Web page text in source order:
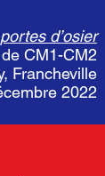
d’osier
CM1-CM2
Francheville
2022